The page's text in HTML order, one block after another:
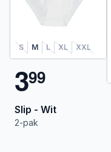
S M L XL XXL
399
Slip - Wit
2-pak